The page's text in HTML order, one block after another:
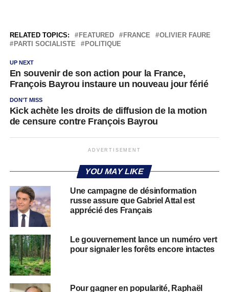
RELATED TOPICS: FEATURED FRANCE
OLIVIER FAURE
PARTI SOCIALISTE
POLITIQUE
UP NEXT
En souvenir de son action pour la France,
François Bayrou instaure un nouveau jour férié
DON'T MISS
Kick achète les droits de diffusion de la motion
de censure contre François Bayrou
ADVERTISEMENT
YOU MAY LIKE
Une campagne de désinformation
russe assure que Gabriel Attal est
apprécié des Français
Le gouvernement lance un numéro vert
pour signaler les forêts encore intactes
Pour gagner en popularité, Raphaël